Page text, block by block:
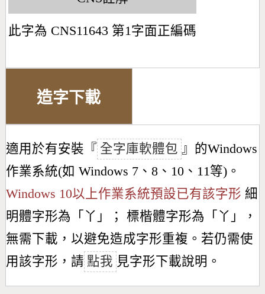
此字為 CNS11643 第1字面正編碼
造字下載
適用於有安裝『 全字庫軟體包 』的Windows
作業系統(如 Windows 7、8、10、11等)。
Windows 10以上作業系統預設已有該字形 細
明體字形為「 丫 」； 標楷體字形為「 丫 」，
無需下載，以避免造成字形重複。若仍需使
用該字形，請 點我 見字形下載說明。